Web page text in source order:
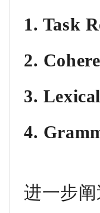
1. Task
2.
3.
4.
进一步阐